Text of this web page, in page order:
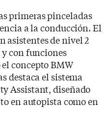
primeras pinceladas
a la conducción. El
asistentes de nivel 2
con funciones
concepto BMW
destaca el sistema
Assistant, diseñado
en autopista como en